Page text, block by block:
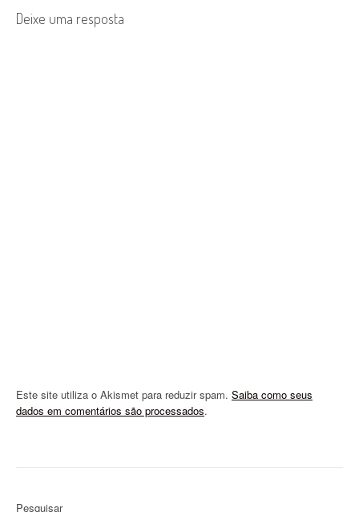
a
Deixe uma resposta
Este site utiliza o Akismet para reduzir spam. Saiba como seus
dados em comentários são processados.
Pesquisar